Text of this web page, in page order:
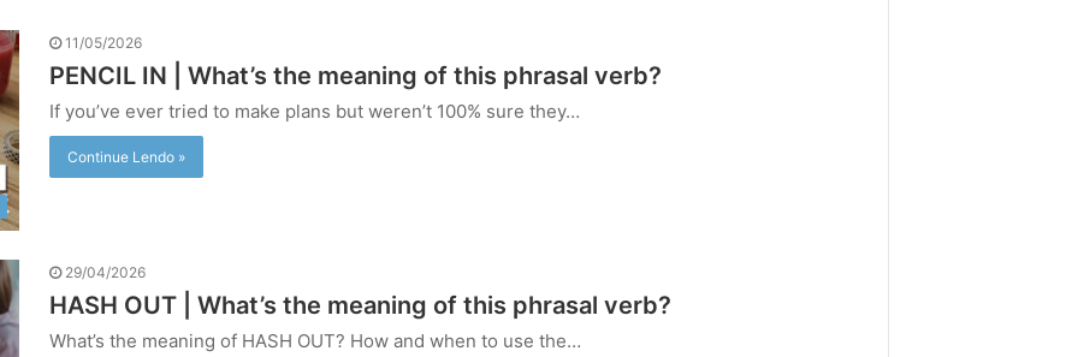
11/05/2026
PENCIL IN | What’s the meaning of this phrasal verb?
If you’ve ever tried to make plans but weren’t 100% sure they…
Continue Lendo »
29/04/2026
HASH OUT | What’s the meaning of this phrasal verb?
What’s the meaning of HASH OUT? How and when to use the…